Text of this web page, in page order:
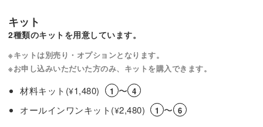
履かせるのはもちろん、置いておくだけでも素敵なインテ
リアになりますよ◎
かぎ針編みの基礎を学びながら、かわいいドール用ルーム
シューズを作ってみませんか？
キット
2種類のキットを用意しています。
※キットは別売り・オプションとなります。
※お申し込みいただいた方のみ、キットを購入できます。
材料キット(¥1,480) 1 〜 4
オールインワンキット(¥2,480) 1 〜 6